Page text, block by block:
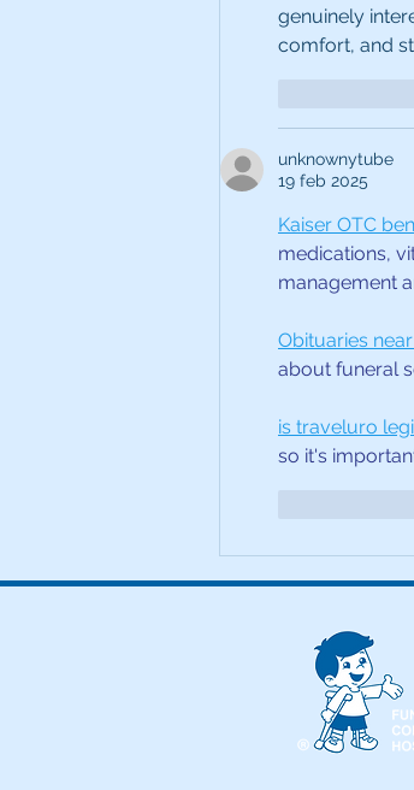
genuinely
comfort, and
unknownytube
19 feb 2025
Kaiser OTC
medications,
management
Obituaries
about funeral
is traveluro
so it's